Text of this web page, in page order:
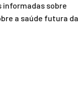
informadas sobre
a saúde futura da